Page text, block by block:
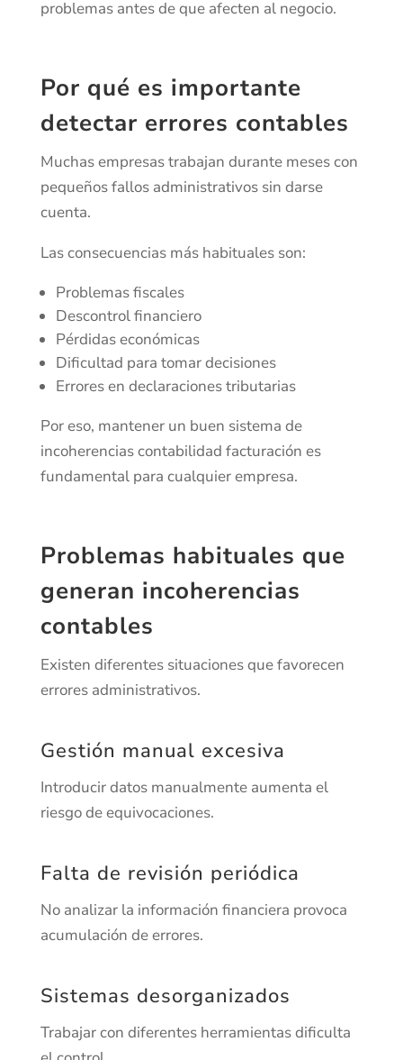
problemas antes de que afecten al negocio.
Por qué es importante
detectar errores contables
Muchas empresas trabajan durante meses con
pequeños fallos administrativos sin darse
cuenta.
Las consecuencias más habituales son:
Problemas fiscales
Descontrol financiero
Pérdidas económicas
Dificultad para tomar decisiones
Errores en declaraciones tributarias
Por eso, mantener un buen sistema de
incoherencias contabilidad facturación es
fundamental para cualquier empresa.
Problemas habituales que
generan incoherencias
contables
Existen diferentes situaciones que favorecen
errores administrativos.
Gestión manual excesiva
Introducir datos manualmente aumenta el
riesgo de equivocaciones.
Falta de revisión periódica
No analizar la información financiera provoca
acumulación de errores.
Sistemas desorganizados
Trabajar con diferentes herramientas dificulta